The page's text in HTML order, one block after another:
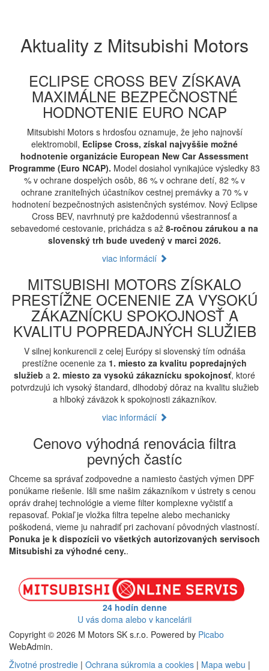
Aktuality z Mitsubishi Motors
ECLIPSE CROSS BEV ZÍSKAVA
MAXIMÁLNE BEZPEČNOSTNÉ
HODNOTENIE EURO NCAP
Mitsubishi Motors s hrdosťou oznamuje, že jeho najnovší
elektromobil, Eclipse Cross, získal najvyššie možné
hodnotenie organizácie European New Car Assessment
Programme (Euro NCAP). Model dosiahol vynikajúce výsledky 83
% v ochrane dospelých osôb, 86 % v ochrane detí, 82 % v
ochrane zraniteľných účastníkov cestnej premávky a 70 % v
hodnotení bezpečnostných asistenčných systémov. Nový Eclipse
Cross BEV, navrhnutý pre každodennú všestrannosť a
sebavedomé cestovanie, prichádza s až 8-ročnou zárukou a na
slovenský trh bude uvedený v marci 2026.
viac informácií
MITSUBISHI MOTORS ZÍSKALO
PRESTÍŽNE OCENENIE ZA VYSOKÚ
ZÁKAZNÍCKU SPOKOJNOSŤ A
KVALITU POPREDAJNÝCH SLUŽIEB
V silnej konkurencii z celej Európy si slovenský tím odnáša
prestížne ocenenie za 1. miesto za kvalitu popredajných
služieb a 2. miesto za vysokú zákaznícku spokojnosť, ktoré
potvrdzujú ich vysoký štandard, dlhodobý dôraz na kvalitu služieb
a hlboký záväzok k spokojnosti zákazníkov.
viac informácií
Cenovo výhodná renovácia filtra
pevných častíc
Chceme sa správať zodpovedne a namiesto častých výmen DPF
ponúkame riešenie. Išli sme našim zákazníkom v ústrety s cenou
opráv drahej technológie a vieme filter komplexne vyčistiť a
repasovať. Pokiaľ je vložka filtra tepelne alebo mechanicky
poškodená, vieme ju nahradiť pri zachovaní pôvodných vlastností.
Ponuka je k dispozícii vo všetkých autorizovaných servisoch
Mitsubishi za výhodné ceny..
24 hodín denne
U vás doma alebo v kancelárii
Copyright © 2026 M Motors SK s.r.o. Powered by Picabo
WebAdmin.
Životné prostredie | Ochrana súkromia a cookies | Mapa webu |